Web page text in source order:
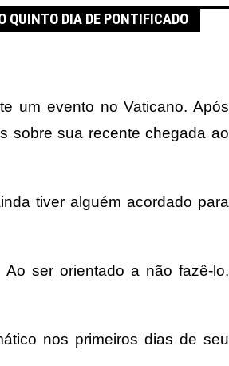
QUINTO DIA DE PONTIFICADO
um evento no Vaticano. Após
sobre sua recente chegada ao
tiver alguém acordado para
ser orientado a não fazê-lo,
nos primeiros dias de seu